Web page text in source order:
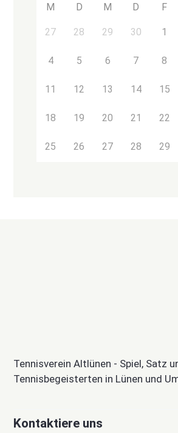
M D M D F
27 28 29 30 1
4 5 6 7 8
11 12 13 14 15
18 19 20 21 22
25 26 27 28 29
Tennisverein Altlünen - Spiel, Satz
Tennisbegeisterten in Lünen und
Kontaktiere uns